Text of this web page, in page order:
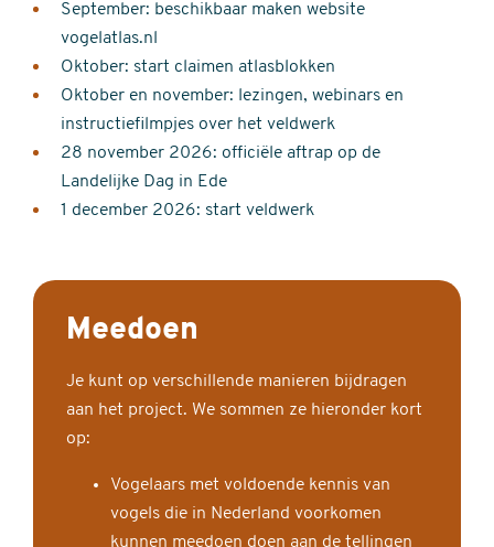
September: beschikbaar maken website
vogelatlas.nl
Oktober: start claimen atlasblokken
Oktober en november: lezingen, webinars en
instructiefilmpjes over het veldwerk
28 november 2026: officiële aftrap op de
Landelijke Dag in Ede
1 december 2026: start veldwerk
Meedoen
Je kunt op verschillende manieren bijdragen
aan het project. We sommen ze hieronder kort
op:
Vogelaars met voldoende kennis van
vogels die in Nederland voorkomen
kunnen meedoen doen aan de tellingen